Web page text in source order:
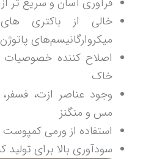
خالی از باکتری
میکروارگانیسم‌های پاتوژن
اصلاح کننده خصوصیات
خاک
وجود عناصر ازت،
مس و منگنز
استفاده از ورمی
سودآوری بالا برای تولید